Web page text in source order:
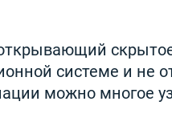
системе и не
можно многое